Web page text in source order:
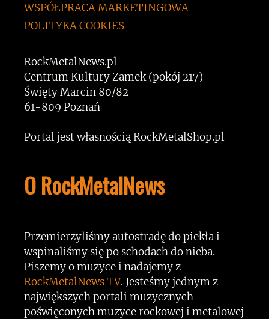
WSPÓŁPRACA MARKETINGOWA
POLITYKA COOKIES
RockMetalNews.pl
Centrum Kultury Zamek (pokój 217)
Święty Marcin 80/82
61-809 Poznań
Portal jest własnością RockMetalShop.pl
O RockMetalNews
Przemierzyliśmy autostradę do piekła i
wspinaliśmy się po schodach do nieba.
Piszemy o muzyce i nadajemy z
RockMetalNews TV. Jesteśmy jednym z
największych portali muzycznych
poświęconych muzyce rockowej i metalowej